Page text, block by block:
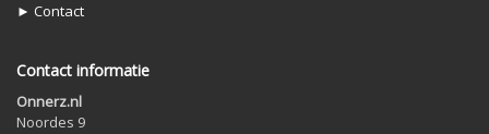
► Contact
Contact informatie
Onnerz.nl
Noordes 9